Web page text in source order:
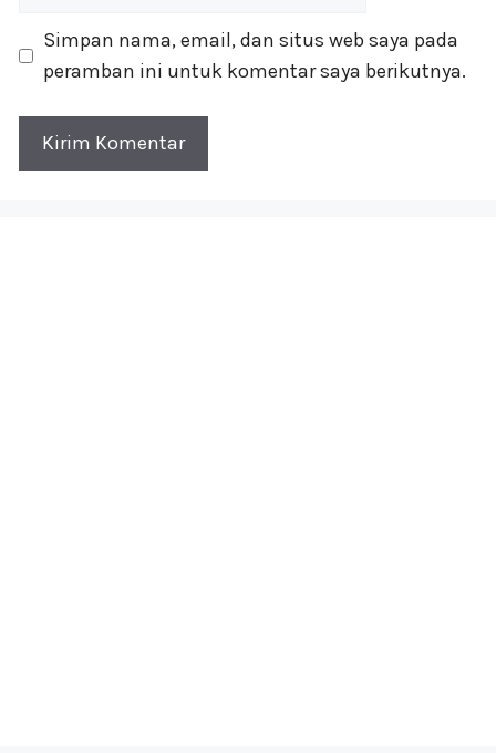
Simpan nama, email, dan situs web saya pada
peramban ini untuk komentar saya berikutnya.